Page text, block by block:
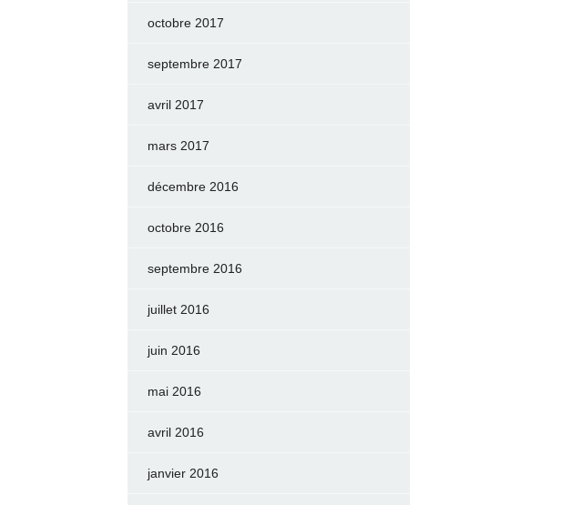
octobre 2017
septembre 2017
avril 2017
mars 2017
décembre 2016
octobre 2016
septembre 2016
juillet 2016
juin 2016
mai 2016
avril 2016
janvier 2016